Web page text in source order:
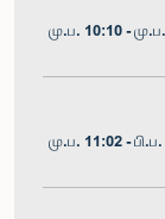
மு.ப. 10:10 -
மு.ப. 11:02 -